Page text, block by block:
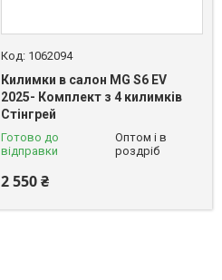
1062094
Килимки в салон MG S6 EV
2025- Комплект з 4 килимків
Стінгрей
Готово до
відправки
Оптом і в
роздріб
2 550 ₴